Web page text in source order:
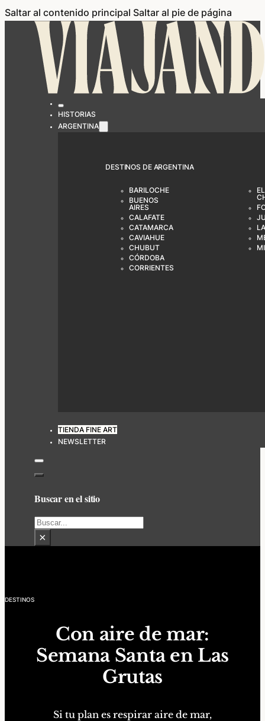
Saltar al contenido principal Saltar al pie de página
HISTORIAS
ARGENTINA
DESTINOS DE ARGENTINA
BARILOCHE
BUENOS
AIRES
CALAFATE
CATAMARCA
CAVIAHUE
CHUBUT
CÓRDOBA
CORRIENTES
EL
TIENDA FINE ART
NEWSLETTER
Buscar en el sitio
Buscar
×
DESTINOS
Con aire de mar:
Semana Santa en Las
Grutas
Si tu plan es respirar aire de mar,